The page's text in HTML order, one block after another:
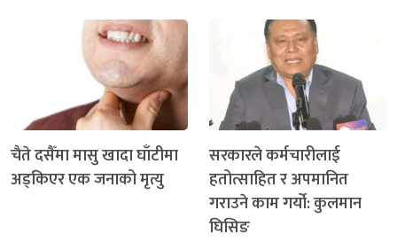
चैते दसैँमा मासु खादा घाँटीमा
अड्किएर एक जनाको मृत्यु
सरकारले कर्मचारीलाई
हतोत्साहित र अपमानित
गराउने काम गर्यो: कुलमान
घिसिङ